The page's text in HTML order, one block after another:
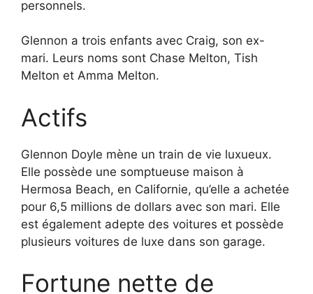
personnels.
Glennon a trois enfants avec Craig, son ex-
mari. Leurs noms sont Chase Melton, Tish
Melton et Amma Melton.
Actifs
Glennon Doyle mène un train de vie luxueux.
Elle possède une somptueuse maison à
Hermosa Beach, en Californie, qu’elle a achetée
pour 6,5 millions de dollars avec son mari. Elle
est également adepte des voitures et possède
plusieurs voitures de luxe dans son garage.
Fortune nette de